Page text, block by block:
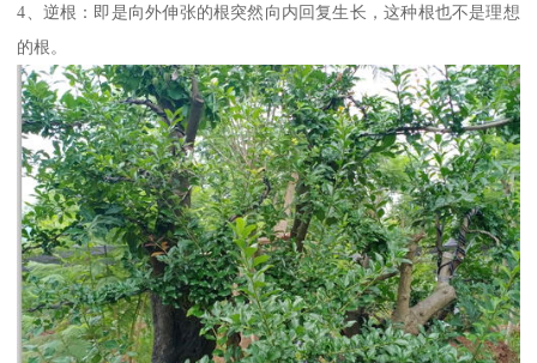
4、逆根：即是向外伸张的根突然向内回复生长，这种根也不是理想
的根。